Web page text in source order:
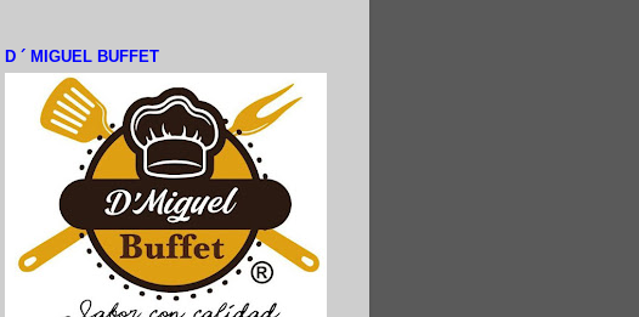
D ´ MIGUEL BUFFET